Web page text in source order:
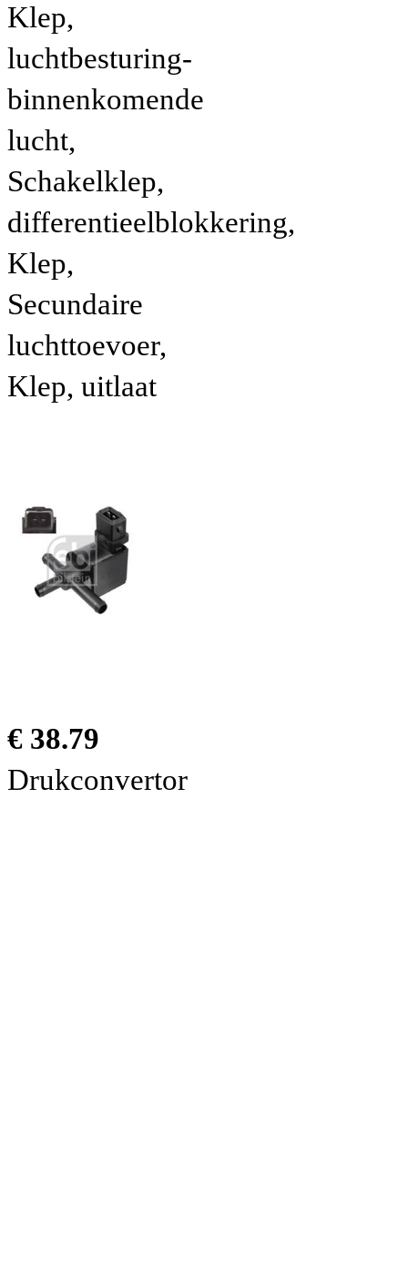
Klep,
luchtbesturing-
binnenkomende
lucht,
Schakelklep,
differentieelblokkering,
Klep,
Secundaire
luchttoevoer,
Klep, uitlaat
€ 38.79
Drukconvertor